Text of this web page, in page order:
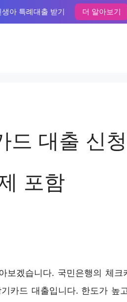
아 특례대출 받기 더 알아보기
드 대출 신
포함
보겠습니다. 국민은행의 체크
카드 대출입니다. 한도가 높